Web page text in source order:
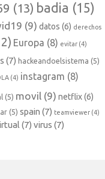
(13) badia (15)
(9) datos (6) derechos
Europa (8) evitar (4)
(7) hackeandoelsistema (5)
(4) instagram (8)
(5) movil (9) netflix(6)
(5) spain (7) teamviewer (4)
(7) virus (7)